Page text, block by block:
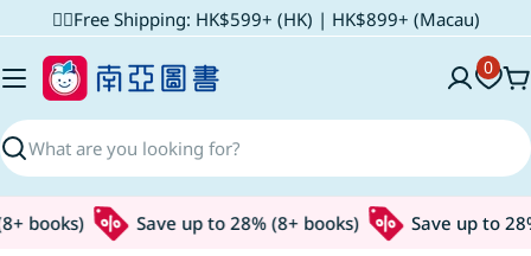
to
content
✌🏼Free Shipping: HK$599+ (HK) | HK$899+ (Macau)
Search
0
books) Save up to 28% (8+ books)
Save up to